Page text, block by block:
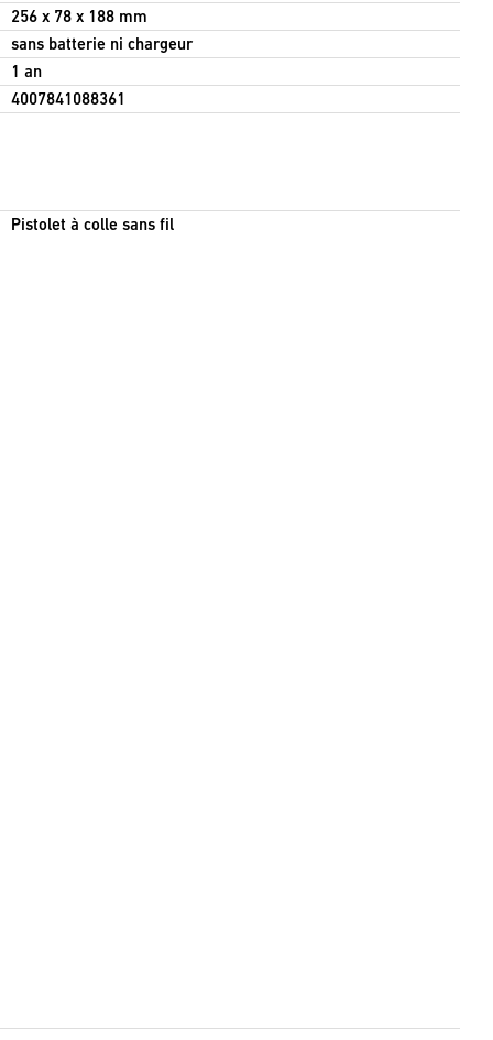
256 x 78 x 188 mm
sans batterie ni chargeur
1 an
4007841088361
Pistolet à colle sans fil